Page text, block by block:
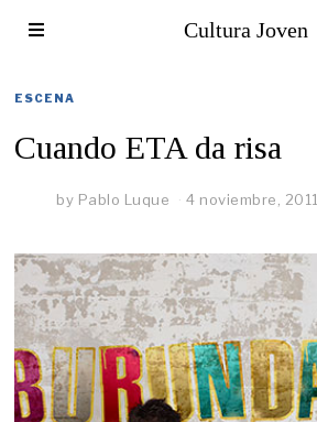
Cultura Joven
ESCENA
Cuando ETA da risa
by Pablo Luque 4 noviembre, 2011